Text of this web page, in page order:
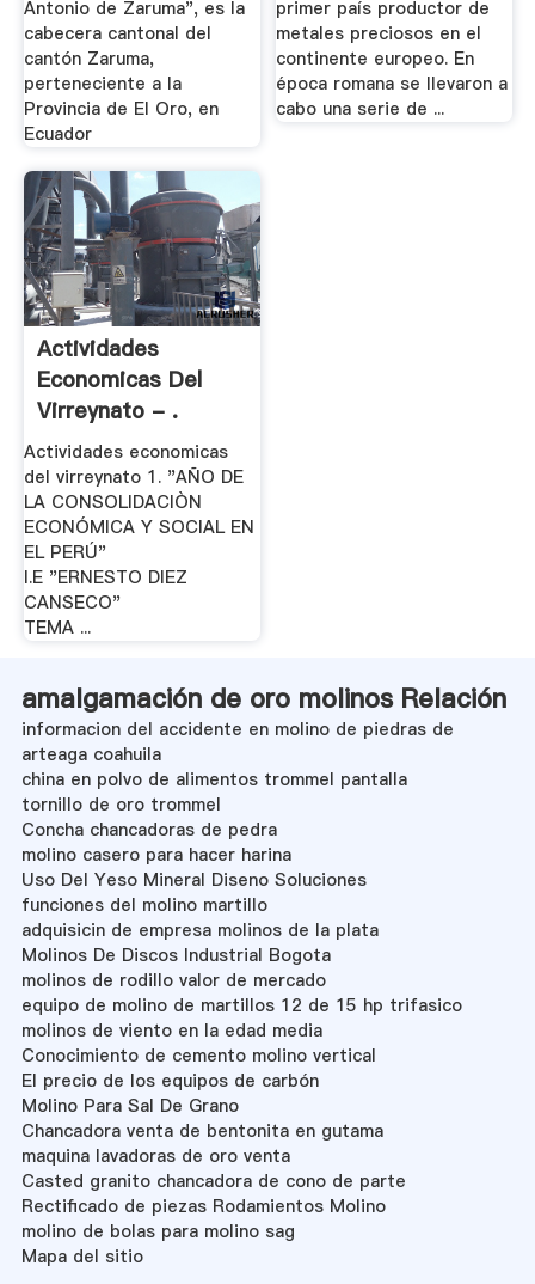
Antonio de Zaruma", es la
cabecera cantonal del
cantón Zaruma,
perteneciente a la
Provincia de El Oro, en
Ecuador
primer país productor de
metales preciosos en el
continente europeo. En
época romana se llevaron a
cabo una serie de ...
Actividades
Economicas Del
Virreynato - .
Actividades economicas
del virreynato 1. "AÑO DE
LA CONSOLIDACIÒN
ECONÓMICA Y SOCIAL EN
EL PERÚ"
I.E "ERNESTO DIEZ
CANSECO"
TEMA ...
amalgamación de oro molinos Relación
informacion del accidente en molino de piedras de
arteaga coahuila
china en polvo de alimentos trommel pantalla
tornillo de oro trommel
Concha chancadoras de pedra
molino casero para hacer harina
Uso Del Yeso Mineral Diseno Soluciones
funciones del molino martillo
adquisicin de empresa molinos de la plata
Molinos De Discos Industrial Bogota
molinos de rodillo valor de mercado
equipo de molino de martillos 12 de 15 hp trifasico
molinos de viento en la edad media
Conocimiento de cemento molino vertical
El precio de los equipos de carbón
Molino Para Sal De Grano
Chancadora venta de bentonita en gutama
maquina lavadoras de oro venta
Casted granito chancadora de cono de parte
Rectificado de piezas Rodamientos Molino
molino de bolas para molino sag
Mapa del sitio